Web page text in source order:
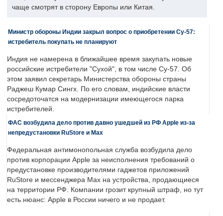
чаще смотрят в сторону Европы или Китая.
Министр обороны Индии закрыл вопрос о приобретении Су-57:
истребитель покупать не планируют
Индия не намерена в ближайшее время закупать новые
российские истребители "Сухой", в том числе Су-57. Об
этом заявил секретарь Министерства обороны страны
Раджеш Кумар Сингх. По его словам, индийские власти
сосредоточатся на модернизации имеющегося парка
истребителей.
ФАС возбудила дело против давно ушедшей из РФ Apple из-за
непредустановки RuStore и Max
Федеральная антимонопольная служба возбудила дело
против корпорации Apple за неисполнения требований о
предустановке производителями гаджетов приложений
RuStore и мессенджера Max на устройства, продающиеся
на территории РФ. Компании грозит крупный штраф, но тут
есть нюанс: Apple в России ничего и не продает.